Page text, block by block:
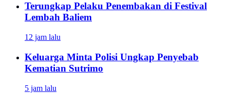
Terungkap Pelaku Penembakan di Festival
Lembah Baliem
12 jam lalu
Keluarga Minta Polisi Ungkap Penyebab
Kematian Sutrimo
5 jam lalu